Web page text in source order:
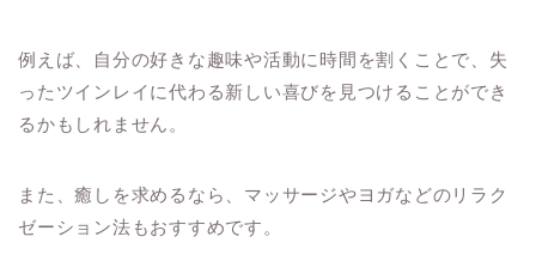
例えば、自分の好きな趣味や活動に時間を割くことで、失
ったツインレイに代わる新しい喜びを見つけることができ
るかもしれません。
また、癒しを求めるなら、マッサージやヨガなどのリラク
ゼーション法もおすすめです。